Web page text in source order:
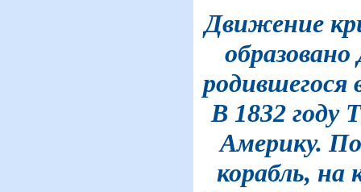
Движение
родившегося
В 1832 году
Америку.
корабль, на